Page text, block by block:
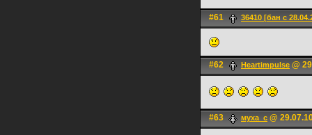
#61 36410 [бан с
#62 Heartimpulse @
#63 муха_с @